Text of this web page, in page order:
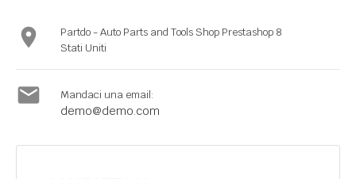

Partdo - Auto Parts and Tools Shop Prestashop 8
Stati Uniti
 Mandaci una email:
demo@demo.com